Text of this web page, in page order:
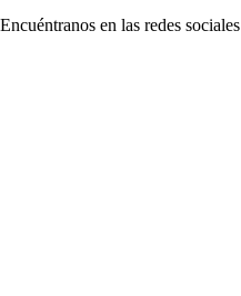
Encuéntranos en las redes sociales